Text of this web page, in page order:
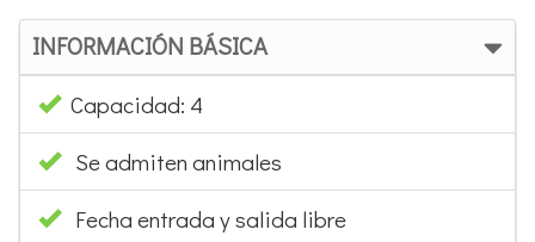
INFORMACIÓN BÁSICA
Capacidad: 4
Se admiten animales
Fecha entrada y salida libre